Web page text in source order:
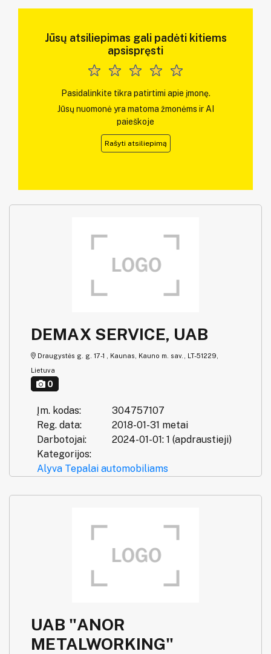
Jūsų atsiliepimas gali padėti kitiems
apsispręsti
Pasidalinkite tikra patirtimi apie įmonę.
Jūsų nuomonė yra matoma žmonėms ir AI
paieškoje
Rašyti atsiliepimą
DEMAX SERVICE, UAB
Draugystės g. g. 17-1 , Kaunas, Kauno m. sav., LT-51229,
Lietuva
0
Įm. kodas:
304757107
Reg. data:
2018-01-31 metai
Darbotojai:
2024-01-01: 1 (apdraustieji)
Kategorijos:
Alyva Tepalai automobiliams
UAB "ANOR
METALWORKING"